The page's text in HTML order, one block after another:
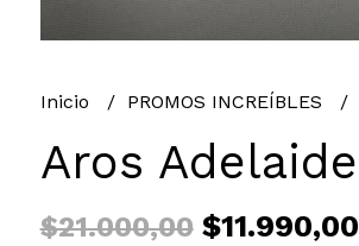
Inicio PROMOS INCREÍBLES
Aros Adelaide
$21.000,00$11.990,00